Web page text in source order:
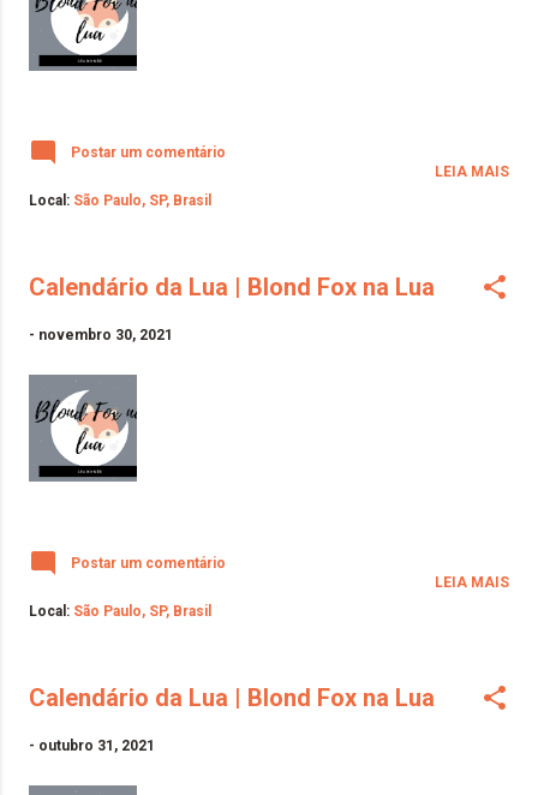
Postar um comentário
Local: São Paulo, SP, Brasil
LEIA MAIS
Calendário da Lua | Blond Fox na Lua
- novembro 30, 2021
Postar um comentário
Local: São Paulo, SP, Brasil
LEIA MAIS
Calendário da Lua | Blond Fox na Lua
- outubro 31, 2021